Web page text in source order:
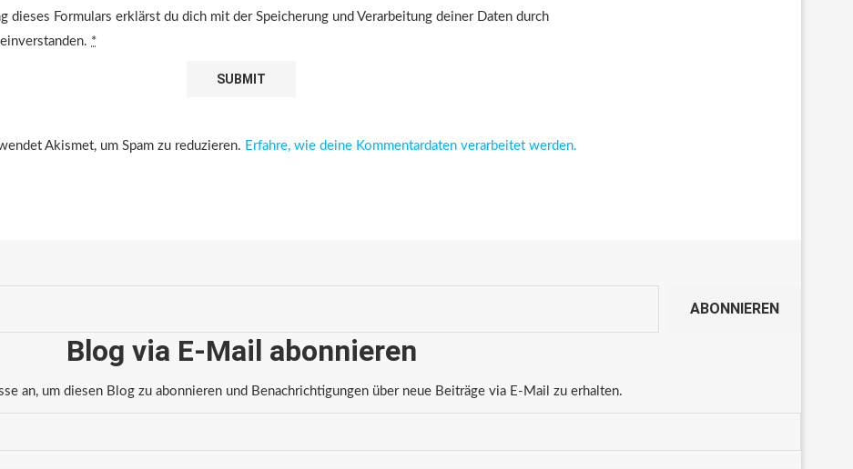
dieses Formulars erklärst du dich mit der Speicherung und Verarbeitung deiner Daten durch
*
Akismet, um Spam zu reduzieren. Erfahre, wie deine Kommentardaten verarbeitet werden.
ABONNIEREN
Blog via E-Mail abonnieren
an, um diesen Blog zu abonnieren und Benachrichtigungen über neue Beiträge via E-Mail zu erhalten.